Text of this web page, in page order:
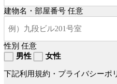
建物名・部屋番号 任意
性別 任意
男性
女性
下記利用規約・プライバシーポ